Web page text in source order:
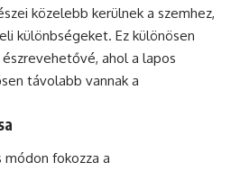
közelebb kerülnek a szemhez,
különbségeket. Ez különösen
ahol a lapos
távolabb vannak a
fokozza a